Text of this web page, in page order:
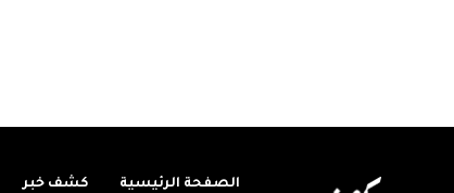
الصفحة الرئيسية كشف خبر